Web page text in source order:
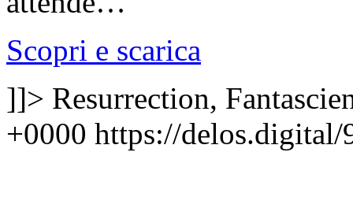
Scopri e scarica
]]> Resurrection,
+0000 https://